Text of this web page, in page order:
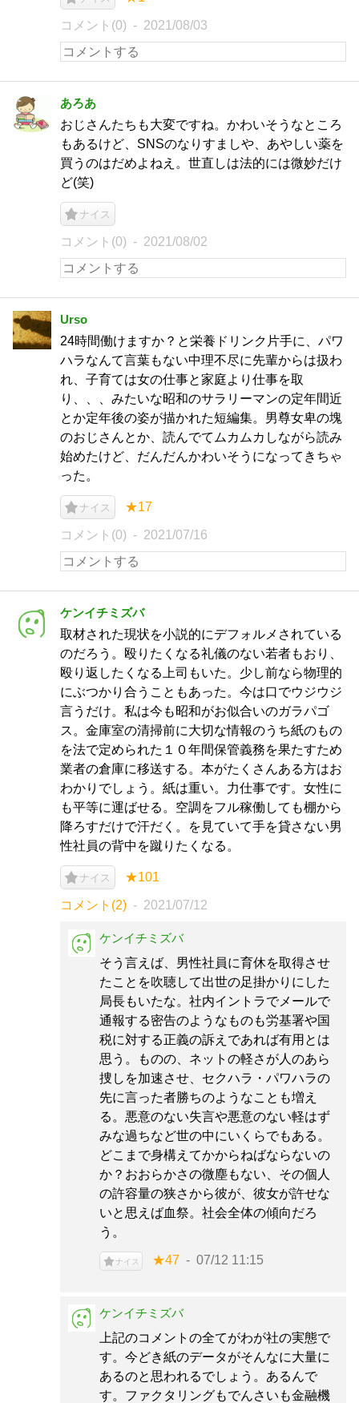
コメント(0) 2021/08/03
あろあ
おじさんたちも大変ですね。かわいそうなところ
もあるけど、SNSのなりすましや、あやしい薬を
買うのはだめよねえ。世直しは法的には微妙だけ
ど(笑)
ナイス
コメント(0) 2021/08/02
Urso
24時間働けますか？と栄養ドリンク片手に、パワ
ハラなんて言葉もない中理不尽に先輩からは扱わ
れ、子育ては女の仕事と家庭より仕事を取
り、、、みたいな昭和のサラリーマンの定年間近
とか定年後の姿が描かれた短編集。男尊女卑の塊
のおじさんとか、読んでてムカムカしながら読み
始めたけど、だんだんかわいそうになってきちゃ
った。
ナイス ★17
コメント(0) 2021/07/16
ケンイチミズバ
取材された現状を小説的にデフォルメされている
のだろう。殴りたくなる礼儀のない若者もおり、
殴り返したくなる上司もいた。少し前なら物理的
にぶつかり合うこともあった。今は口でウジウジ
言うだけ。私は今も昭和がお似合いのガラパゴ
ス。金庫室の清掃前に大切な情報のうち紙のもの
を法で定められた１０年間保管義務を果たすため
業者の倉庫に移送する。本がたくさんある方はお
わかりでしょう。紙は重い。力仕事です。女性に
も平等に運ばせる。空調をフル稼働しても棚から
降ろすだけで汗だく。を見ていて手を貸さない男
性社員の背中を蹴りたくなる。
ナイス ★101
コメント(2) 2021/07/12
ケンイチミズバ
そう言えば、男性社員に育休を取得させ
たことを吹聴して出世の足掛かりにした
局長もいたな。社内イントラでメールで
通報する密告のようなものも労基署や国
税に対する正義の訴えであれば有用とは
思う。ものの、ネットの軽さが人のあら
捜しを加速させ、セクハラ・パワハラの
先に言った者勝ちのようなことも増え
る。悪意のない失言や悪意のない軽はず
みな過ちなど世の中にいくらでもある。
どこまで身構えてかからねばならないの
か？おおらかさの微塵もない、その個人
の許容量の狭さから彼が、彼女が許せな
いと思えば血祭。社会全体の傾向だろ
う。
ナイス ★47 07/12 11:15
ケンイチミズバ
上記のコメントの全てがわが社の実態で
す。今どき紙のデータがそんなに大量に
あるのと思われるでしょう。あるんで
す。ファクタリングもでんさいも金融機